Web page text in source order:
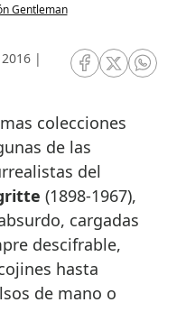
Gentleman
|
RRSS Facebook
RRSSRRSS
de las
del
(1898-1967),
cargadas
descifrable,
hasta
de mano o